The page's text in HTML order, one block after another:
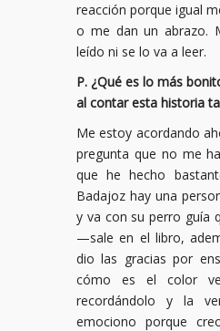
reacción porque igual
o me dan un abrazo.
leído ni se lo va a leer.
P. ¿Qué es lo más
al contar esta historia
Me estoy acordando
pregunta que no me
que he hecho
Badajoz hay una
y va con su perro guía
—sale en el libro,
dio las gracias por
cómo es el color
recordándolo y la
emociono porque